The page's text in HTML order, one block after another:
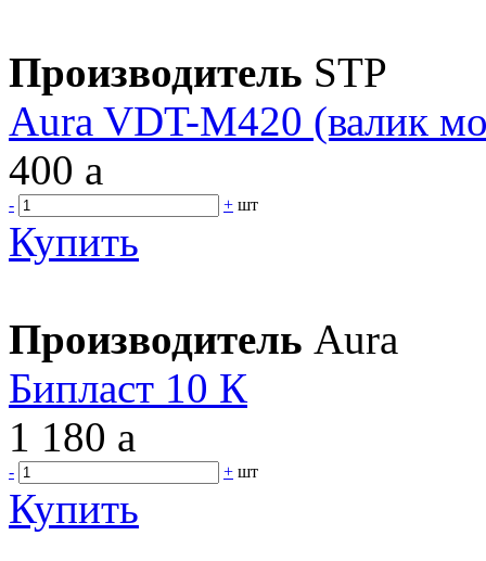
Производитель STP
Aura VDT-M420 (валик
400 a
- + шт
Купить
Производитель Aura
Бипласт 10 К
1 180 a
- + шт
Купить